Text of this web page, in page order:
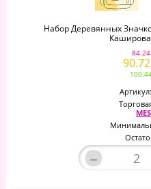
Набор Деревянных
Артикул:
–